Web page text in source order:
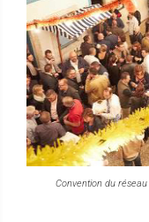
Convention du